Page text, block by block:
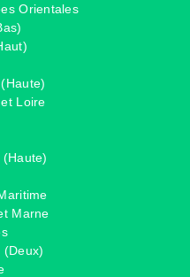
Orientales
Loire
Marne
(Deux)